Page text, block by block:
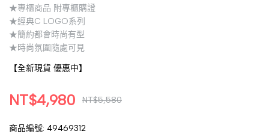
★專櫃商品 附專櫃購證
★經典C LOGO系列
★簡約都會時尚有型
★時尚氛圍隨處可見
【全新現貨 優惠中】
NT$4,980 NT$5,580
商品編號: 49469312